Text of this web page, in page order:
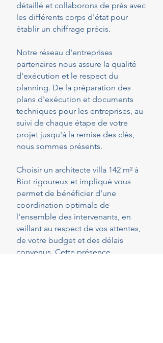
détaillé et collaborons de près avec
les différents corps d'état pour
établir un chiffrage précis.
Notre réseau d'entreprises
partenaires nous assure la qualité
d'exécution et le respect du
planning. De la préparation des
plans d'exécution et documents
techniques pour les entreprises, au
suivi de chaque étape de votre
projet jusqu'à la remise des clés,
nous sommes présents.
Choisir un architecte villa 142 m² à
Biot rigoureux et impliqué vous
permet de bénéficier d'une
coordination optimale de
l'ensemble des intervenants, en
veillant au respect de vos attentes,
de votre budget et des délais
convenus. Cette présence